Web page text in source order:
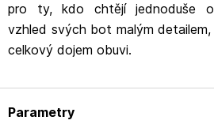
pro ty, kdo chtějí jednoduše
vzhled svých bot malým
celkový dojem obuvi.
Parametry